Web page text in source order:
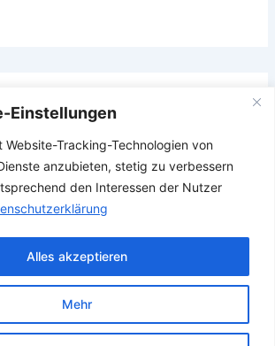
Einstellungen
Website-Tracking-Technologien von
anzubieten, stetig zu verbessern
den Interessen der Nutzer
Mehr
Alles akzeptieren
leider nicht gefunden werden.
Suchfunktion.
Verband Deutscher Ubootfahrer e.V.